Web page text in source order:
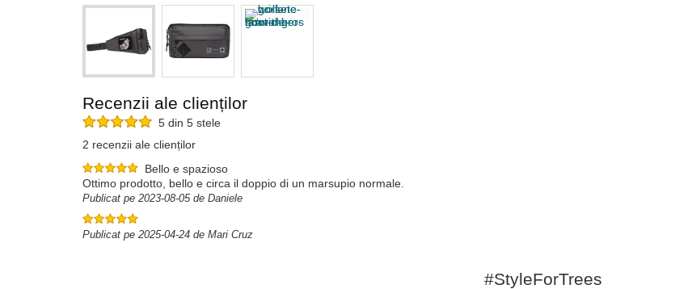
Recenzii ale clienților
5 din 5 stele
2 recenzii ale clienților
Bello e spazioso
Ottimo prodotto, bello e circa il doppio di un marsupio normale.
Publicat pe 2023-08-05 de Daniele
Publicat pe 2025-04-24 de Mari Cruz
#StyleForTrees